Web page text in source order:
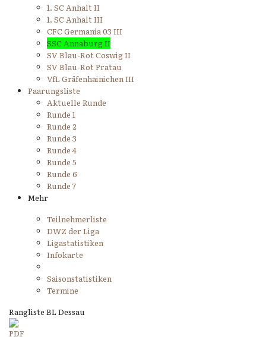
1. SC Anhalt II
1. SC Anhalt III
CFC Germania 03 III
SSC Annaburg II
SV Blau-Rot Coswig II
SV Blau-Rot Pratau
VfL Gräfenhainichen III
Paarungsliste
Aktuelle Runde
Runde 1
Runde 2
Runde 3
Runde 4
Runde 5
Runde 6
Runde 7
Mehr
Teilnehmerliste
DWZ der Liga
Ligastatistiken
Infokarte
Saisonstatistiken
Termine
Rangliste BL Dessau